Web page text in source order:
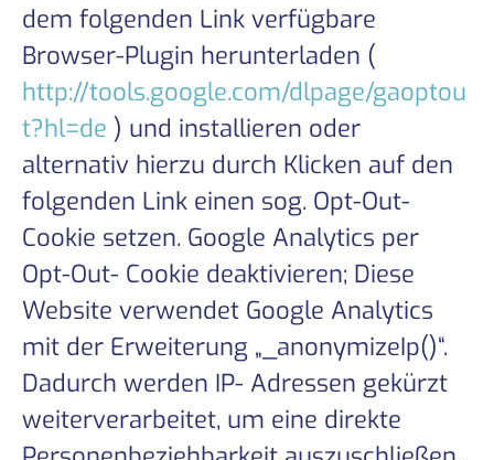
dem folgenden Link verfügbare
Browser-Plugin herunterladen (
http://tools.google.com/dlpage/gaoptou
t?hl=de ) und installieren oder
alternativ hierzu durch Klicken auf den
folgenden Link einen sog. Opt-Out-
Cookie setzen. Google Analytics per
Opt-Out- Cookie deaktivieren; Diese
Website verwendet Google Analytics
mit der Erweiterung „_anonymizeIp()“.
Dadurch werden IP- Adressen gekürzt
weiterverarbeitet, um eine direkte